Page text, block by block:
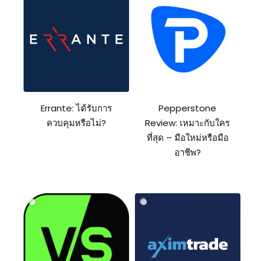
Errante: ได้รับการ
ควบคุมหรือไม่?
Pepperstone
Review: เหมาะกับใคร
ที่สุด – มือใหม่หรือมือ
อาชีพ?